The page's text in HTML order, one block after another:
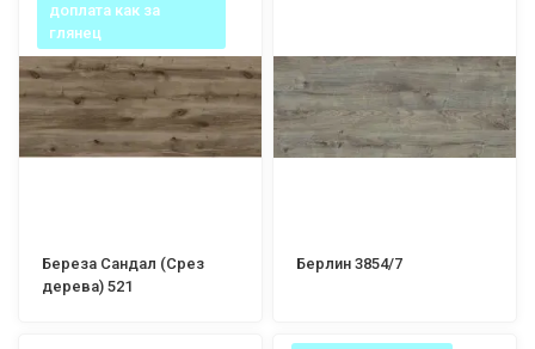
доплата как за
глянец
Береза Сандал (Срез
дерева) 521
Берлин 3854/7